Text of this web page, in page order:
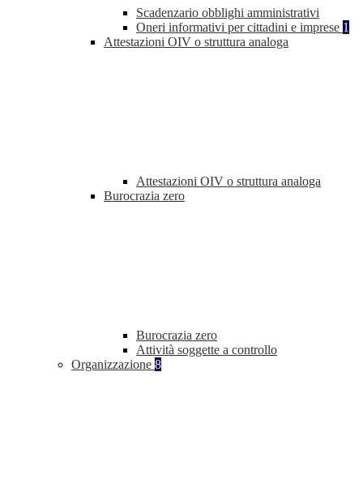
Scadenzario obblighi amministrativi
Oneri informativi per cittadini e imprese 1
Attestazioni OIV o struttura analoga
Attestazioni OIV o struttura analoga
Burocrazia zero
Burocrazia zero
Attività soggette a controllo
Organizzazione 8